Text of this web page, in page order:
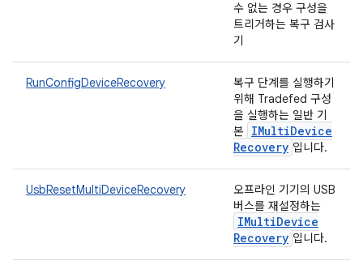
수 없는 경우 구성을
트리거하는 복구 검사
기
RunConfigDeviceRecovery
복구 단계를 실행하기
위해 Tradefed 구성
을 실행하는 일반 기
본 IMultiDevice
Recovery 입니다.
UsbResetMultiDeviceRecovery
오프라인 기기의 USB
버스를 재설정하는
IMultiDevice
Recovery 입니다.